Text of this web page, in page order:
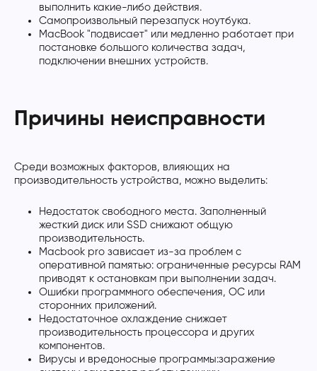
выполнить какие-либо действия.
Самопроизвольный перезапуск ноутбука.
MacBook "подвисает" или медленно работает при
постановке большого количества задач,
подключении внешних устройств.
Причины неисправности
Среди возможных факторов, влияющих на
производительность устройства, можно выделить:
Недостаток свободного места. Заполненный
жесткий диск или SSD снижают общую
производительность.
Macbook pro зависает из-за проблем с
оперативной памятью: ограниченные ресурсы RAM
приводят к остановкам при выполнении задач.
Ошибки программного обеспечения, ОС или
сторонних приложений.
Недостаточное охлаждение снижает
производительность процессора и других
компонентов.
Вирусы и вредоносные программы:заражение